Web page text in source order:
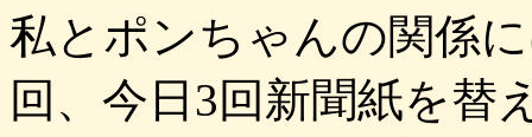
私とポンちゃんの関係
回、今日3回新聞紙を替